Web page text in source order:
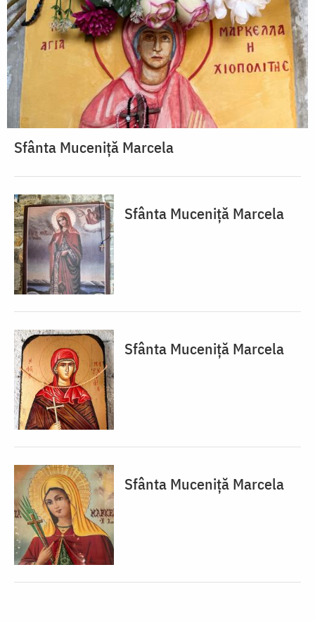
Sfânta Muceniță Marcela
Sfânta Muceniță Marcela
Sfânta Muceniță Marcela
Sfânta Muceniță Marcela